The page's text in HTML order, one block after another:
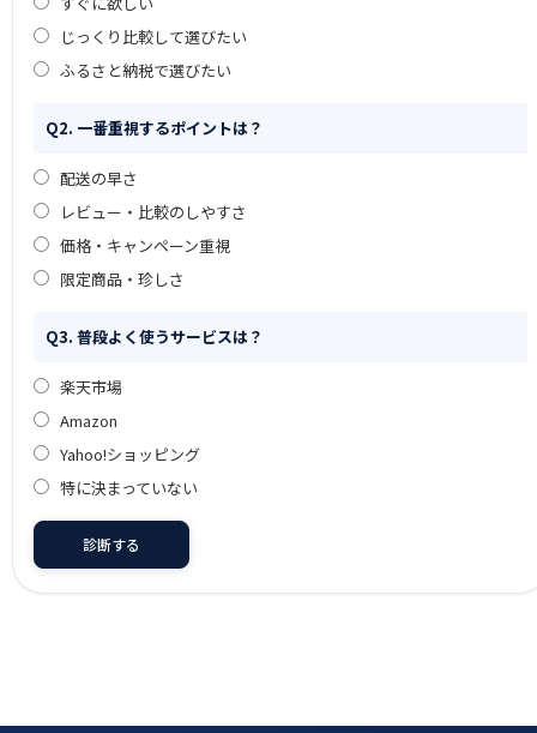
じっくり比較して選びたい
ふるさと納税で選びたい
Q2. 一番重視するポイントは？
配送の早さ
レビュー・比較のしやすさ
価格・キャンペーン重視
限定商品・珍しさ
Q3. 普段よく使うサービスは？
楽天市場
Amazon
Yahoo!ショッピング
特に決まっていない
診断する